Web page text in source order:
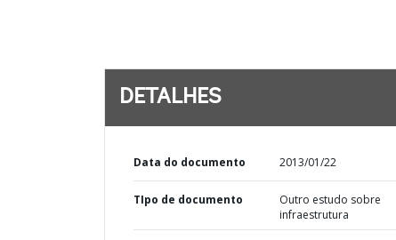
DETALHES
Data do documento 2013/01/22
TIpo de documento
Outro estudo sobre
infraestrutura